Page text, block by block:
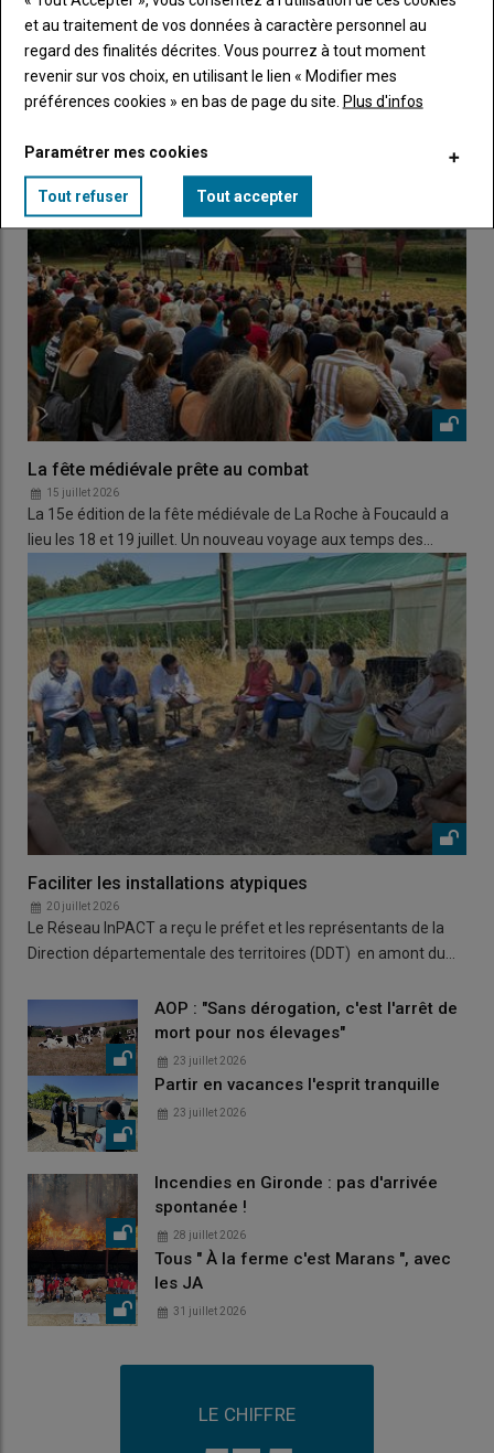
LES PLUS LUS
La fête médiévale prête au combat
15 juillet 2026
La 15e édition de la fête médiévale de La Roche à Foucauld a
lieu les 18 et 19 juillet. Un nouveau voyage aux temps des…
Faciliter les installations atypiques
20 juillet 2026
Le Réseau InPACT a reçu le préfet et les représentants de la
Direction départementale des territoires (DDT) en amont du…
AOP : "Sans dérogation, c'est l'arrêt de
mort pour nos élevages"
23 juillet 2026
Partir en vacances l'esprit tranquille
23 juillet 2026
Incendies en Gironde : pas d'arrivée
spontanée !
28 juillet 2026
Tous " À la ferme c'est Marans ", avec
les JA
31 juillet 2026
LE CHIFFRE
et au traitement de vos données à caractère personnel au
regard des finalités décrites. Vous pourrez à tout moment
revenir sur vos choix, en utilisant le lien « Modifier mes
préférences cookies » en bas de page du site. Plus d'infos
Paramétrer mes cookies
Tout refuser Tout accepter